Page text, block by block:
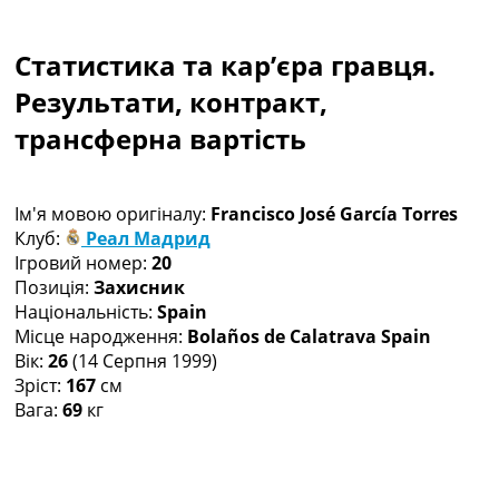
Чемпіонат Світу
Україна. Прем’єр-Ліга
Україна. Перша Ліга
Ліга Чемпіонів
Ще Турніри >>>
Таблиці
Чемпіонат Світу. Турнирні таблиці
Таблиця УПЛ
Перша Ліга
Таблиця АПЛ
Таблиця Ла Ліги
Таблиця Ліги Чемпіонів
Всі таблиці >>>
Статистика та кар’єра гравця.
Результати, контракт,
трансферна вартість
Ім'я мовою оригіналу: Francisco José García Torres
Клуб:
Реал Мадрид
Ігровий номер: 20
Позиція: Захисник
Національність: Spain
Місце народження: Bolaños de Calatrava Spain
Вік: 26(14 Серпня 1999)
Зріст: 167 см
Вага: 69 кг